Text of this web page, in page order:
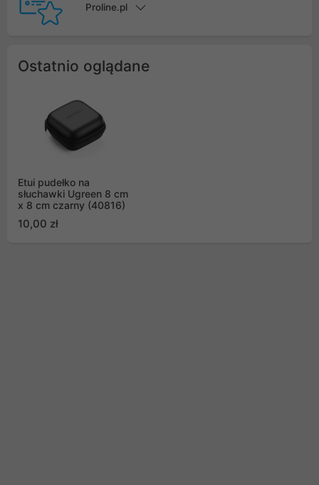
Proline.pl
Ostatnio oglądane
Etui pudełko na
słuchawki Ugreen 8 cm
x 8 cm czarny (40816)
10,00 zł